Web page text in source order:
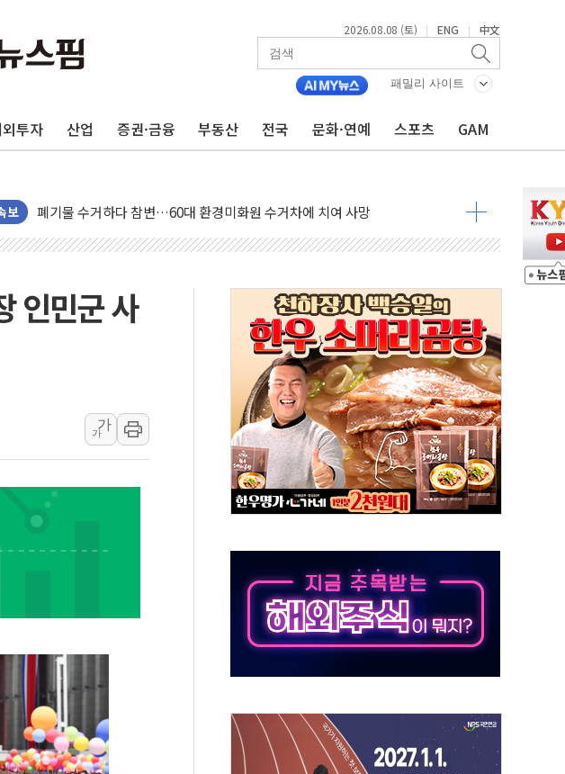
2026.08.08 (토) | ENG | 中文
패밀리 사이트
투자 산업 증권·금융 부동산 전국 문화·연예 스포츠 GAM
보
美, 이란전 출구전략 만지작…공습 한계·탄약 부족 현실화
강릉·동해·삼척 시간당 최대 50㎜ 폭우…강원 동해안 강한 비 어어져
서울 중랑구 주택가서 흉기 난동…60대 남성 2명 숨져
李대통령 "결혼 때문에 손해 보는 일 없게"…'결혼 페널티' 22개 과제 손본다
추미애, '위안부' 피해자 기림의 날 참석..."국제적 시민 연대로 목소리 내야"
인천 선재도 갯벌서 해루질 중 실종 60대 나흘만에 숨진 채 발견
인천서 말다툼 중 어머니 흉기 살해 10대 아들 체포
'화합' 꺼낸 김민석에 '뻔뻔' 받아친 정청래…제주 연설서 신경전 고조
李대통령, ISA 개편 재검토 지시…與 "적극 환영"·野 "졸속 국정"
동해중부 전 해상 풍랑주의보…10일까지 최대 3.5m 높은 물결
연일 폭염에 온열질환 사망 23명…정부, 비상대응기구 가동
中 전방위 아파트 부양, 수도 베이징도 부동산 규제 철폐
인제 용대리 계곡서 수위 상승으로 피서객 7명 고립…전원 구조
청양 밭에서 일하던 90대 숨져…온열질환 여부 조사
폭염에 車 운전면허 기능시험 오전 집중 편성…체감온도 38도 넘으면 중단
李대통령, 'ISA·주가누르기 방지법' 전면 재검토 지시
인민군 사
가
가